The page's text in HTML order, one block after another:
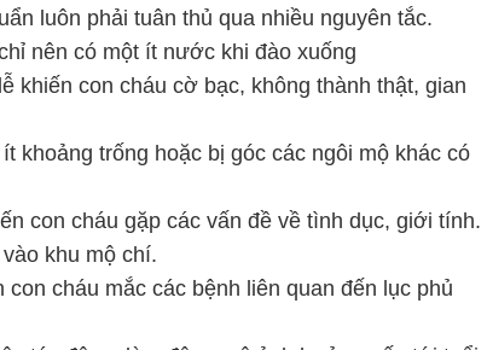
luôn phải tuân thủ qua nhiều nguyên tắc.
nên có một ít nước khi đào xuống
con cháu cờ bạc, không thành thật, gian
khoảng trống hoặc bị góc các ngôi mộ khác có
con cháu gặp các vấn đề về tình dục, giới tính.
khu mộ chí.
cháu mắc các bệnh liên quan đến lục phủ